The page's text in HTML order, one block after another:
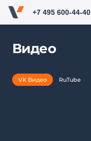
+7 495 600-44-40
Видео
VK Видео RuTube